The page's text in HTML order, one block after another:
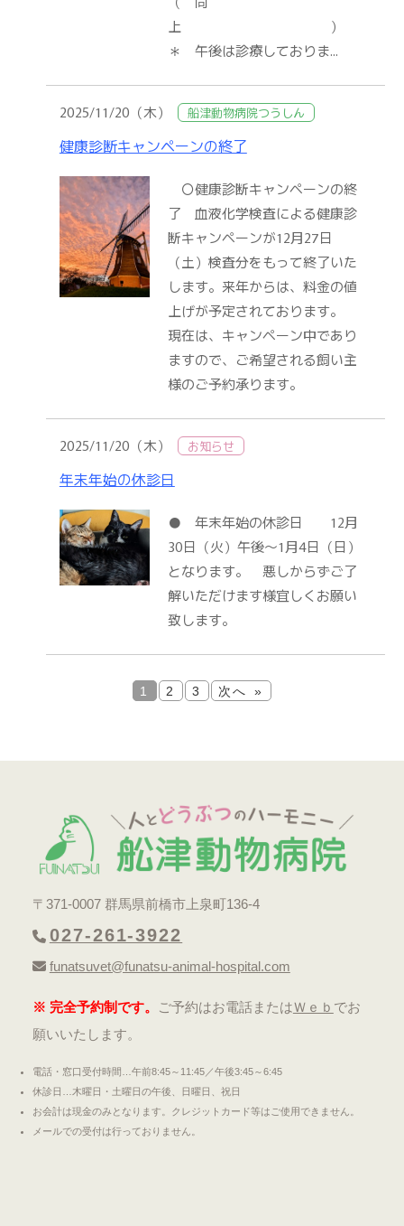
上 ）
＊ 午後は診療しておりま...
2025/11/20（木） 船津動物病院つうしん
健康診断キャンペーンの終了
〇健康診断キャンペーンの終
了 血液化学検査による健康診
断キャンペーンが12月27日
（土）検査分をもって終了いた
します。来年からは、料金の値
上げが予定されております。
現在は、キャンペーン中であり
ますので、ご希望される飼い主
様のご予約承ります。
2025/11/20（木） お知らせ
年末年始の休診日
● 年末年始の休診日 12月
30日（火）午後～1月4日（日）
となります。 悪しからずご了
解いただけます様宜しくお願い
致します。
1 2 3 次へ »
〒371-0007 群馬県前橋市上泉町136-4
027-261-3922
funatsuvet@funatsu-animal-hospital.com
※ 完全予約制です。 ご予約はお電話またはＷｅｂ でお
願いいたします。
電話・窓口受付時間…午前8:45～11:45／午後3:45～6:45
休診日…木曜日・土曜日の午後、日曜日、祝日
お会計は現金のみとなります。クレジットカード等はご使用できません。
メールでの受付は行っておりません。